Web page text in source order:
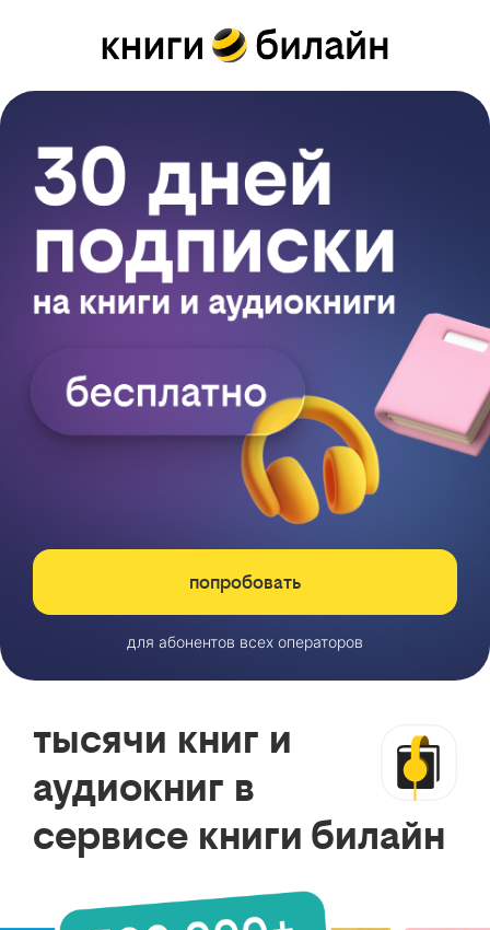
попробовать
для абонентов всех операторов
тысячи книг и
аудиокниг в
сервисе книги билайн